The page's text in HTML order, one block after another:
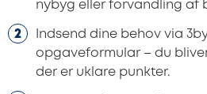
nybyg eller forvandling af
Indsend dine behov via
opgaveformular – du
der er uklare punkter.